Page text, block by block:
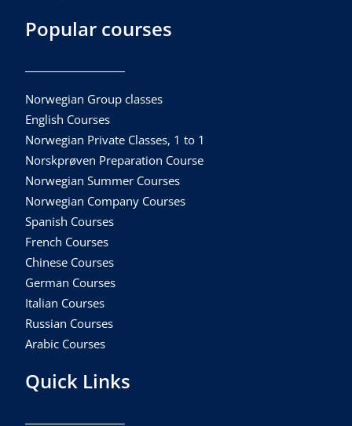
Popular courses
Norwegian Group classes
English Courses
Norwegian Private Classes, 1 to 1
Norskprøven Preparation Course
Norwegian Summer Courses
Norwegian Company Courses
Spanish Courses
French Courses
Chinese Courses
German Courses
Italian Courses
Russian Courses
Arabic Courses
Quick Links